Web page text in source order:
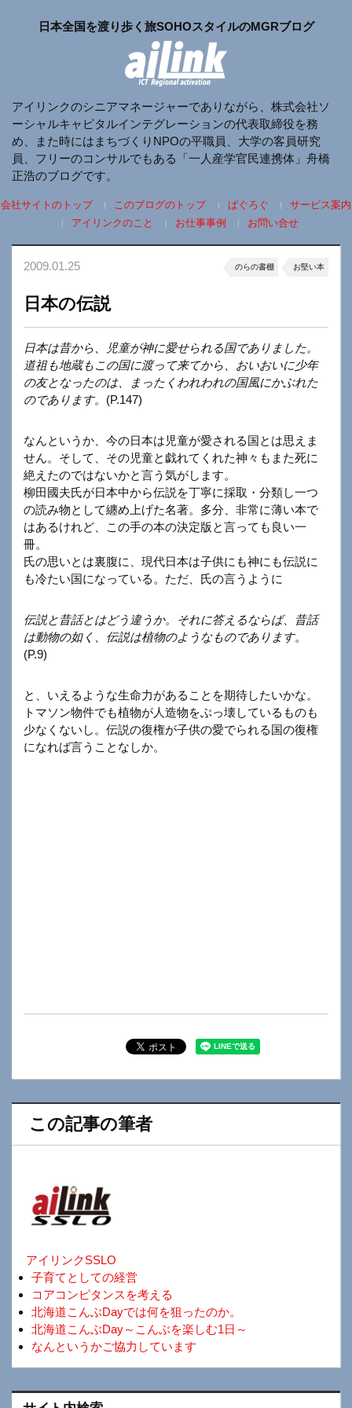
日本全国を渡り歩く旅SOHOスタイルのMGRブログ
アイリンクのシニアマネージャーでありながら、株式会社ソ
ーシャルキャピタルインテグレーションの代表取締役を務
め、また時にはまちづくりNPOの平職員、大学の客員研究
員、フリーのコンサルでもある「一人産学官民連携体」舟橋
正浩のブログです。
会社サイトのトップ このブログのトップ ぱぐろぐ
サービス案内
アイリンクのこと
お仕事事例 お問い合せ
2009.01.25 のらの書棚 お堅い本
日本の伝説
日本は昔から、児童が神に愛せられる国でありました。
道祖も地蔵もこの国に渡って来てから、おいおいに少年
の友となったのは、まったくわれわれの国風にかぶれた
のであります。 (P.147)
なんというか、今の日本は児童が愛される国とは思えま
せん。そして、その児童と戯れてくれた神々もまた死に
絶えたのではないかと言う気がします。
柳田國夫氏が日本中から伝説を丁寧に採取・分類し一つ
の読み物として纏め上げた名著。多分、非常に薄い本で
はあるけれど、この手の本の決定版と言っても良い一
冊。
氏の思いとは裏腹に、現代日本は子供にも神にも伝説に
も冷たい国になっている。ただ、氏の言うように
伝説と昔話とはどう違うか。それに答えるならば、昔話
は動物の如く、伝説は植物のようなものであります。
(P.9)
と、いえるような生命力があることを期待したいかな。
トマソン物件でも植物が人造物をぶっ壊しているものも
少なくないし。伝説の復権が子供の愛でられる国の復権
になれば言うことなしか。
この記事の筆者
アイリンクSSLO
子育てとしての経営
コアコンピタンスを考える
北海道こんぶDayでは何を狙ったのか。
北海道こんぶDay～こんぶを楽しむ1日～
なんというかご協力しています